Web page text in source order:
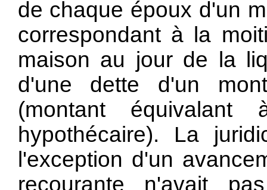
de chaque époux d'un
correspondant à la
maison au jour de la
d'une dette d'un
(montant
hypothécaire). La
l'exception d'un
recourante n'avait